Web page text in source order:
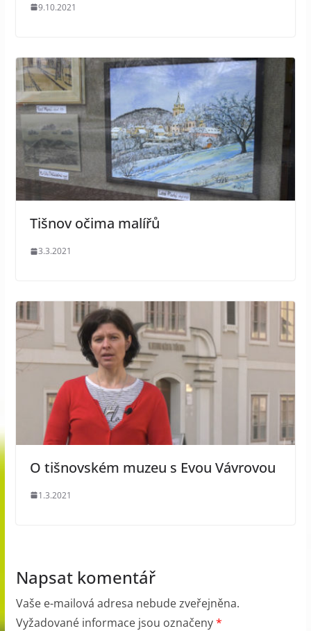
9.10.2021
Tišnov očima malířů
3.3.2021
O tišnovském muzeu s Evou Vávrovou
1.3.2021
Napsat komentář
Vaše e-mailová adresa nebude zveřejněna.
Vyžadované informace jsou označeny*